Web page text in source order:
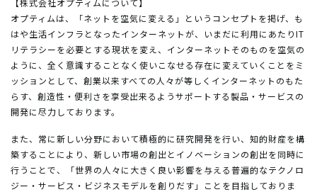
オプティムは、「ネットを空気に変える」というコンセプトを掲げ、も
はや生活インフラとなったインターネットが、いまだに利用にあたりIT
リテラシーを必要とする現状を変え、インターネットそのものを空気の
ように、全く意識することなく使いこなせる存在に変えていくことをミ
ッションとして、創業以来すべての人々が等しくインターネットのもた
らす、創造性・便利さを享受出来るようサポートする製品・サービスの
開発に尽力しております。
また、常に新しい分野において積極的に研究開発を行い、知的財産を構
築することにより、新しい市場の創出とイノベーションの創出を同時に
行うことで、「世界の人々に大きく良い影響を与える普遍的なテクノロ
ジー・サービス・ビジネスモデルを創りだす」ことを目指しておりま